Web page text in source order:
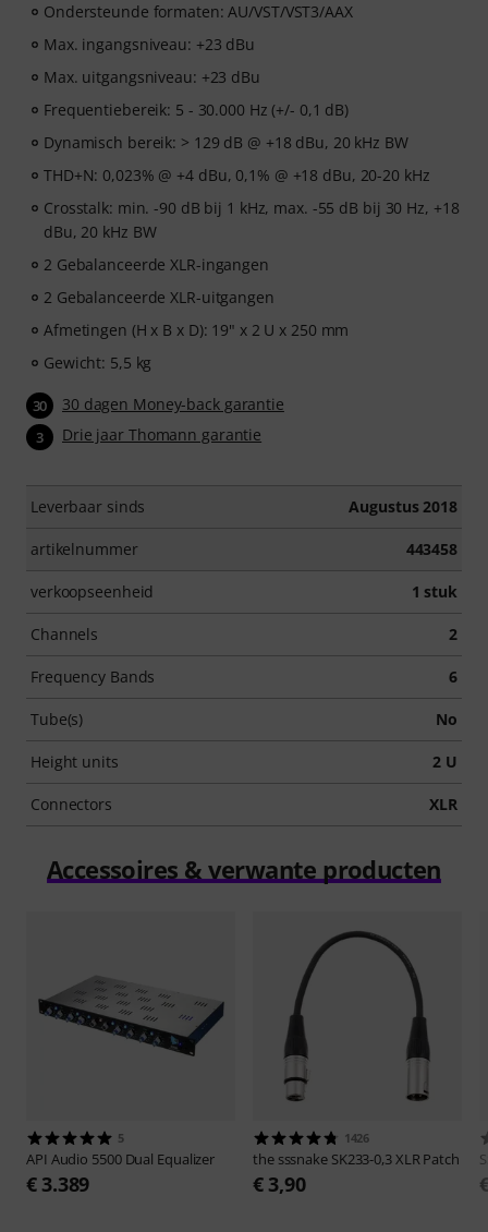
Ondersteunde formaten: AU/VST/VST3/AAX
Max. ingangsniveau: +23 dBu
Max. uitgangsniveau: +23 dBu
Frequentiebereik: 5 - 30.000 Hz (+/- 0,1 dB)
Dynamisch bereik: > 129 dB @ +18 dBu, 20 kHz BW
THD+N: 0,023% @ +4 dBu, 0,1% @ +18 dBu, 20-20 kHz
Crosstalk: min. -90 dB bij 1 kHz, max. -55 dB bij 30 Hz, +18
dBu, 20 kHz BW
2 Gebalanceerde XLR-ingangen
2 Gebalanceerde XLR-uitgangen
Afmetingen (H x B x D): 19" x 2 U x 250 mm
Gewicht: 5,5 kg
30 30 dagen Money-back garantie
3 Drie jaar Thomann garantie
Leverbaar sinds Augustus 2018
artikelnummer 443458
verkoopseenheid 1 stuk
Channels 2
Frequency Bands 6
Tube(s) No
Height units 2 U
Connectors XLR
Accessoires & verwante producten
5
API Audio 5500 Dual Equalizer
€ 3.389
1426
the sssnake SK233-0,3 XLR Patch
€ 3,90